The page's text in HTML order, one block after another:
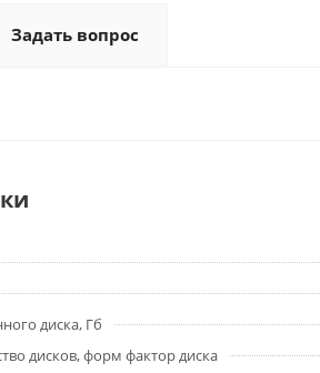
Задать вопрос
диска, Гб
дисков, форм фактор диска